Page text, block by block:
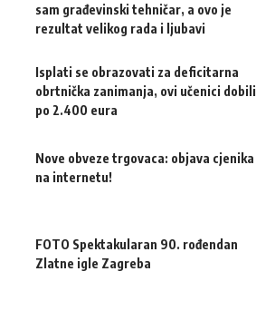
sam građevinski tehničar, a ovo je
rezultat velikog rada i ljubavi
Isplati se obrazovati za deficitarna
obrtnička zanimanja, ovi učenici dobili
po 2.400 eura
Nove obveze trgovaca: objava cjenika
na internetu!
FOTO Spektakularan 90. rođendan
Zlatne igle Zagreba